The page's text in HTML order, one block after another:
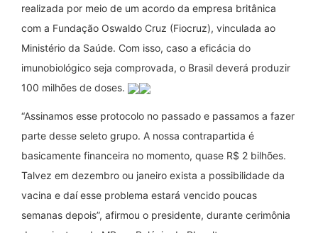
realizada por meio de um acordo da empresa britânica
com a Fundação Oswaldo Cruz (Fiocruz), vinculada ao
Ministério da Saúde. Com isso, caso a eficácia do
imunobiológico seja comprovada, o Brasil deverá produzir
100 milhões de doses.
“Assinamos esse protocolo no passado e passamos a fazer
parte desse seleto grupo. A nossa contrapartida é
basicamente financeira no momento, quase R$ 2 bilhões.
Talvez em dezembro ou janeiro exista a possibilidade da
vacina e daí esse problema estará vencido poucas
semanas depois”, afirmou o presidente, durante cerimônia